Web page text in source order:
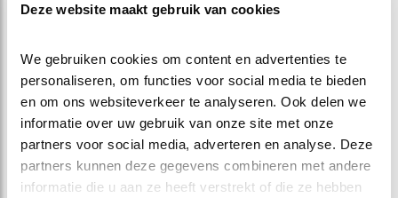
Deze website maakt gebruik van cookies
We gebruiken cookies om content en advertenties te
personaliseren, om functies voor social media te bieden
en om ons websiteverkeer te analyseren. Ook delen we
informatie over uw gebruik van onze site met onze
partners voor social media, adverteren en analyse. Deze
partners kunnen deze gegevens combineren met andere
informatie die u aan ze heeft verstrekt of die ze hebben
weergoden lijken haar dus goed gestemd deze eerste
natuurlijk nog de vraag. In ieder geval heeft ze gisteren
een vliegende start gemaakt en een goed begin is het
halve werk. Zet hem op, Mama Merel!
Vind ik leuk
Bewaar deze blog
MEER OVER